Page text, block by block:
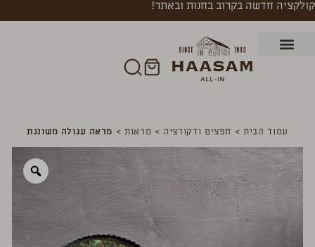
קולקציה חדשה בקרוב בחנות ובאתר!
עמוד הבית> חפצים ודקורציה > מראות> מראה עגולה משוננת